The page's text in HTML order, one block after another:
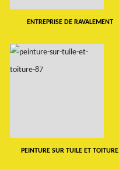
ENTREPRISE DE RAVALEMENT
PEINTURE SUR TUILE ET TOITURE